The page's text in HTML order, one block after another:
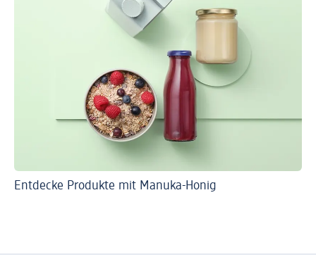
Entdecke Produkte mit Manuka-Honig